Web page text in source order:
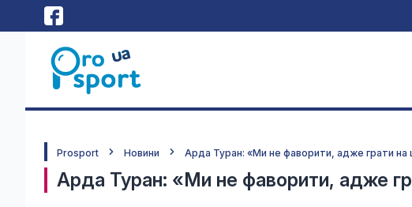
Prosport Новини Арда Туран: «Ми не фаворити, адже грати на
Арда Туран: «Ми не фаворити, адже